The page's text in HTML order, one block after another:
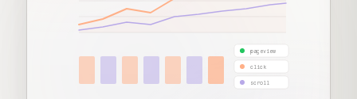
pageview
click
scroll